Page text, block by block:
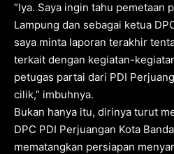
“Iya. Saya ingin tahu pemetaan
Lampung dan sebagai ketua
saya minta laporan terakhir
terkait dengan kegiatan-
petugas partai dari PDI
cilik,” imbuhnya.
Bukan hanya itu, dirinya turut
DPC PDI Perjuangan Kota
mematangkan persiapan